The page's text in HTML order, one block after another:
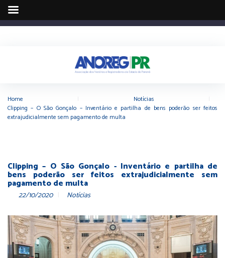
Home Notícias
Clipping – O São Gonçalo – Inventário e partilha de bens poderão ser feitos
extrajudicialmente sem pagamento de multa
Clipping – O São Gonçalo - Inventário e partilha de
bens poderão ser feitos extrajudicialmente sem
pagamento de multa
22/10/2020 Notícias